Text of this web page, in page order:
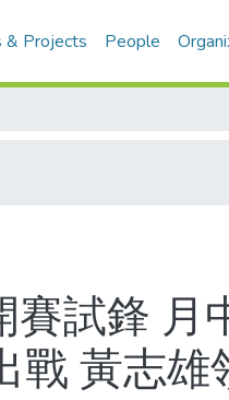
& Projects People
試鋒 月
戰 黃志雄